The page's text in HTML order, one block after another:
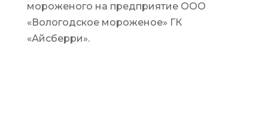
мороженого на предприятие ООО
«Вологодское мороженое» ГК
«Айсберри».